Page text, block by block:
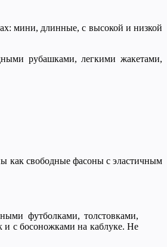
мини, длинные, с высокой и низкой
рубашками, легкими жакетами,
как свободные фасоны с эластичным
футболками, толстовками,
и с босоножками на каблуке. Не